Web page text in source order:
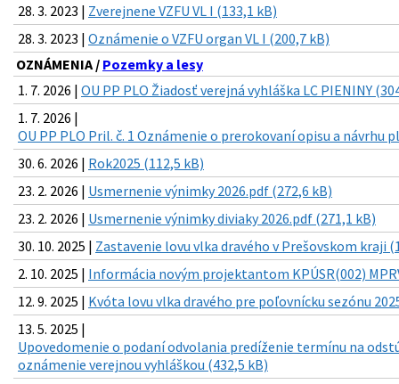
28. 3. 2023 | Zverejnene VZFU VL I (133,1 kB)
28. 3. 2023 | Oznámenie o VZFU organ VL I (200,7 kB)
OZNÁMENIA / Pozemky a lesy
1. 7. 2026 | OU PP PLO Žiadosť verejná vyhláška LC PIENINY
1. 7. 2026 |
OU PP PLO Pril. č. 1 Oznámenie o prerokovaní opisu a návrhu
30. 6. 2026 | Rok2025 (112,5 kB)
23. 2. 2026 | Usmernenie výnimky 2026.pdf (272,6 kB)
23. 2. 2026 | Usmernenie výnimky diviaky 2026.pdf (271,1 kB)
30. 10. 2025 | Zastavenie lovu vlka dravého v Prešovskom kraji
2. 10. 2025 | Informácia novým projektantom KPÚSR(002)
12. 9. 2025 | Kvóta lovu vlka dravého pre poľovnícku sezónu
13. 5. 2025 |
Upovedomenie o podaní odvolania predíženie termínu na
oznámenie verejnou vyhláškou (432,5 kB)